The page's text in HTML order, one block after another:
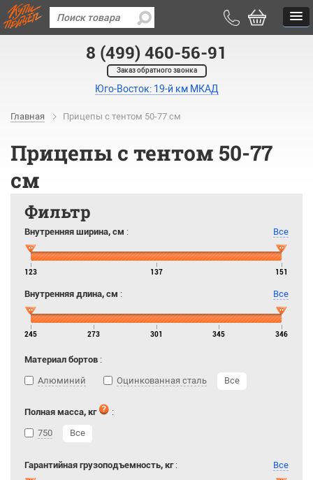
8 (499) 460-56-91
Заказ обратного звонка
Юго-Восток: 19-й км МКАД
Главная Прицепы с тентом 50-77 см
Прицепы с тентом 50-77
см
Фильтр
Внутренняя ширина, см : Все
123 137 151
Внутренняя длина, см : Все
245 273 301 345 346
Материал бортов :
Алюминий
Оцинкованная сталь Все
Полная масса, кг
:
750
Все
Гарантийная грузоподъемность, кг: Все